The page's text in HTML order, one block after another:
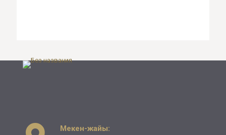
Мекен-жайы: